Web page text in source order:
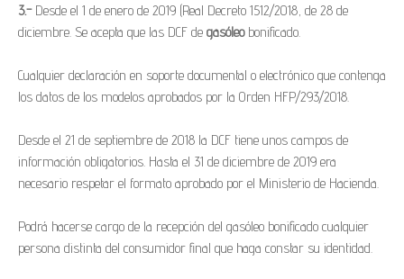
3.-Desde el 1 de enero de 2019 (Real Decreto 1512/2018, de 28 de
diciembre. Se acepta que las DCF de gasóleobonificado.
Cualquier declaración en soporte documental o electrónico que contenga
los datos de los modelos aprobados por la Orden HFP/293/2018.
Desde el 21 de septiembre de 2018 la DCF tiene unos campos de
información obligatorios. Hasta el 31 de diciembre de 2019 era
necesario respetar el formato aprobado por el Ministerio de Hacienda.
Podrá hacerse cargo de la recepción del gasóleo bonificado cualquier
persona distinta del consumidor final que haga constar su identidad.